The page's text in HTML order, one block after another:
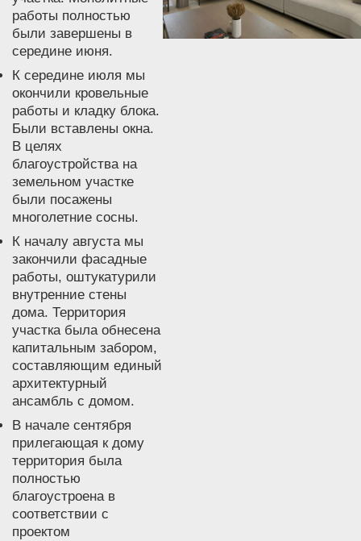
работы полностью
были завершены в
середине июня.
К середине июля мы
окончили кровельные
работы и кладку блока.
Были вставлены окна.
В целях
благоустройства на
земельном участке
были посажены
многолетние сосны.
К началу августа мы
закончили фасадные
работы, оштукатурили
внутренние стены
дома. Территория
участка была обнесена
капитальным забором,
составляющим единый
архитектурный
ансамбль с домом.
В начале сентября
прилегающая к дому
территория была
полностью
благоустроена в
соответствии с
проектом